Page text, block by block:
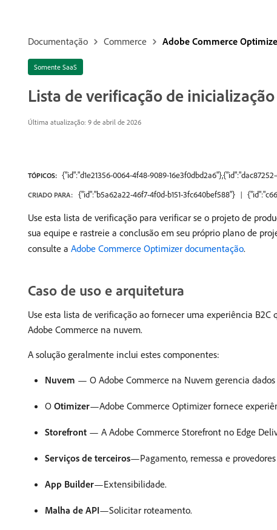
Documentação Commerce Adobe Commerce
Somente SaaS
Lista de verificação de inicialização
Última atualização: 9 de abril de 2026
TÓPICOS: {"id":"d1e21356-0064-4f48-9089-
CRIADO PARA: {"id":"b5a62a22-46f7-4f0d-b151-3fc640bef588"}
Use esta lista de verificação para verificar se o projeto de
sua equipe e rastreie a conclusão em seu próprio plano de
consulte a Adobe Commerce Optimizer documentação.
Caso de uso e arquitetura
Use esta lista de verificação ao fornecer uma experiência
Adobe Commerce na nuvem.
A solução geralmente inclui estes componentes:
Nuvem — O Adobe Commerce na Nuvem gerencia
O Otimizer—Adobe Commerce Optimizer fornece
Storefront — A Adobe Commerce Storefront no Edge
Serviços de terceiros—Pagamento, remessa e
App Builder—Extensibilidade.
Malha de API—Solicitar roteamento.